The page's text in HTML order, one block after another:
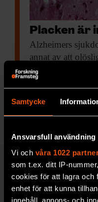
Samtycke
Ansvarsfull
Vi och våra 1022
som t.ex. ditt IP-
cookies för att lagra och
enhet för att kunna
innehåll, annons- och
Placken är
Alzheimers
annat av att
ansamlas i
upp av
SAMHÄLLE &